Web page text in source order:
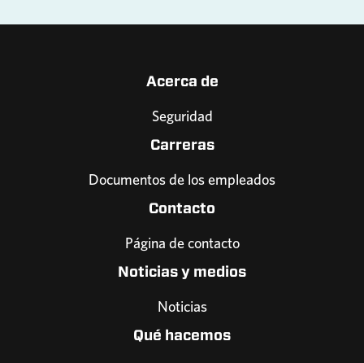
Acerca de
Seguridad
Carreras
Documentos de los empleados
Contacto
Página de contacto
Noticias y medios
Noticias
Qué hacemos